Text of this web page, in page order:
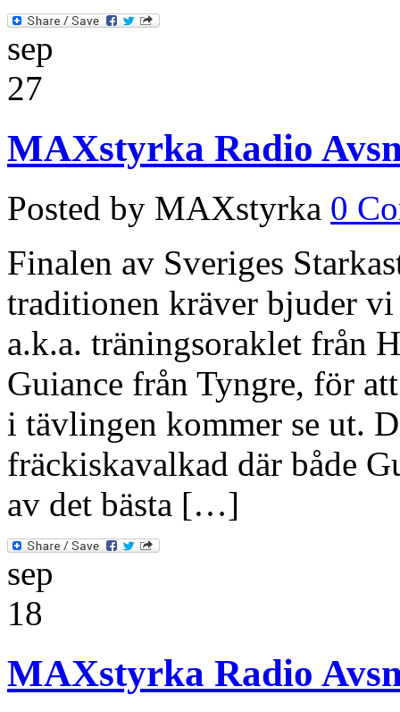
sep
27
MAXstyrka Radio
Posted by MAXstyrka 0
Finalen av Sveriges
traditionen kräver bjuder
a.k.a. träningsoraklet från
Guiance från Tyngre, för
i tävlingen kommer se ut.
fräckiskavalkad där både
av det bästa […]
sep
18
MAXstyrka Radio